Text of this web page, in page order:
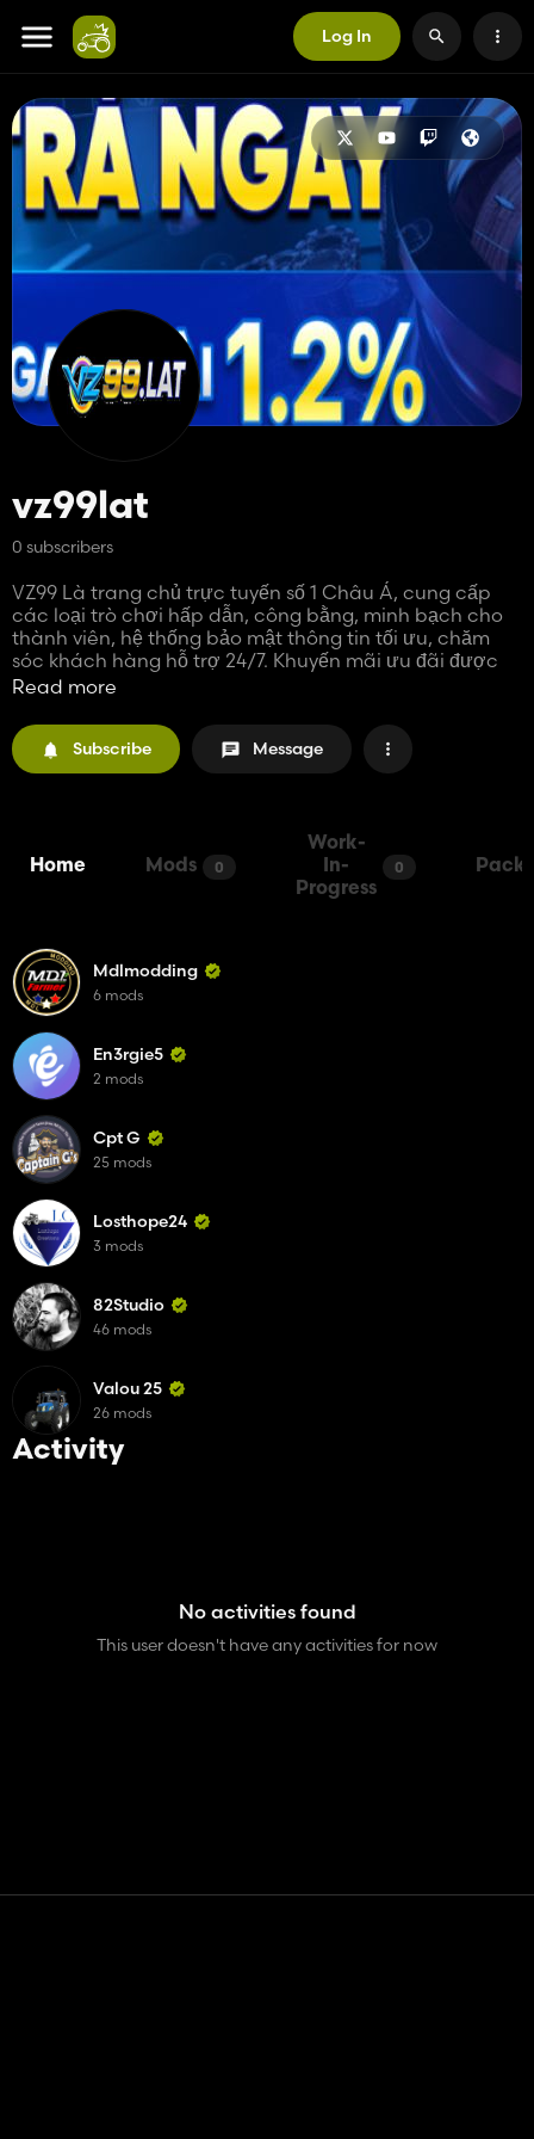
Log In
vz99lat
0 subscribers
VZ99 Là trang chủ trực tuyến số 1 Châu Á, cung cấp
các loại trò chơi hấp dẫn, công bằng, minh bạch cho
thành viên, hệ thống bảo mật thông tin tối ưu, chăm
sóc khách hàng hỗ trợ 24/7. Khuyến mãi ưu đãi được
phát mỗi tuần ngẫu nhiên vào tài khoản
Website:https://vz99.lat/
Địa chỉ: 64 P. Nguyễn Văn Giáp, Cầu Diễn, Nam Từ
Liêm, Hà Nội, Việt Nam
#vz99, #casino_vz99, #nha_cai_vz99, #link_vao_vz99
Read more
Subscribe Message
Home Mods 0
Work-
In-
Progress
0 Packs
Activity
No activities found
This user doesn't have any activities for now
Mdlmodding
6 mods
En3rgie5
2 mods
Cpt G
25 mods
Losthope24
3 mods
82Studio
46 mods
Valou 25
26 mods